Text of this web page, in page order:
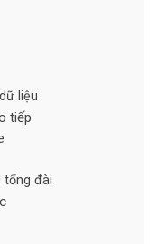
liệu
tiếp
tổng đài